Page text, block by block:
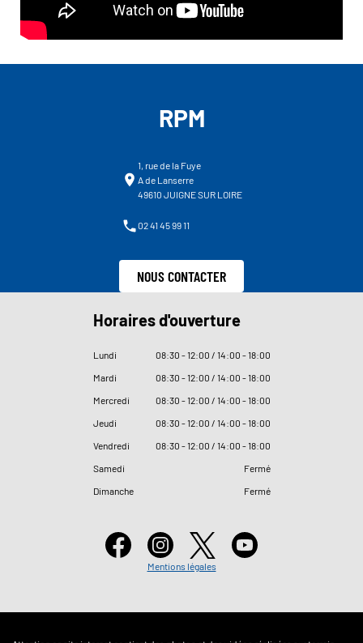
RPM
1, rue de la Fuye
A de Lanserre
49610 JUIGNE SUR LOIRE
02 41 45 99 11
NOUS CONTACTER
Horaires d'ouverture
Lundi 08:30 - 12:00 / 14:00 - 18:00
Mardi
08:30 - 12:00 / 14:00 - 18:00
Mercredi
08:30 - 12:00 / 14:00 - 18:00
Jeudi
08:30 - 12:00 / 14:00 - 18:00
Vendredi
08:30 - 12:00 / 14:00 - 18:00
Samedi
Fermé
Dimanche
Fermé
Mentions légales